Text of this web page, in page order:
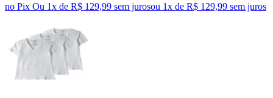
no Pix Ou 1x de R$ 129,99 sem jurosou 1x de R$ 129,99 sem juros